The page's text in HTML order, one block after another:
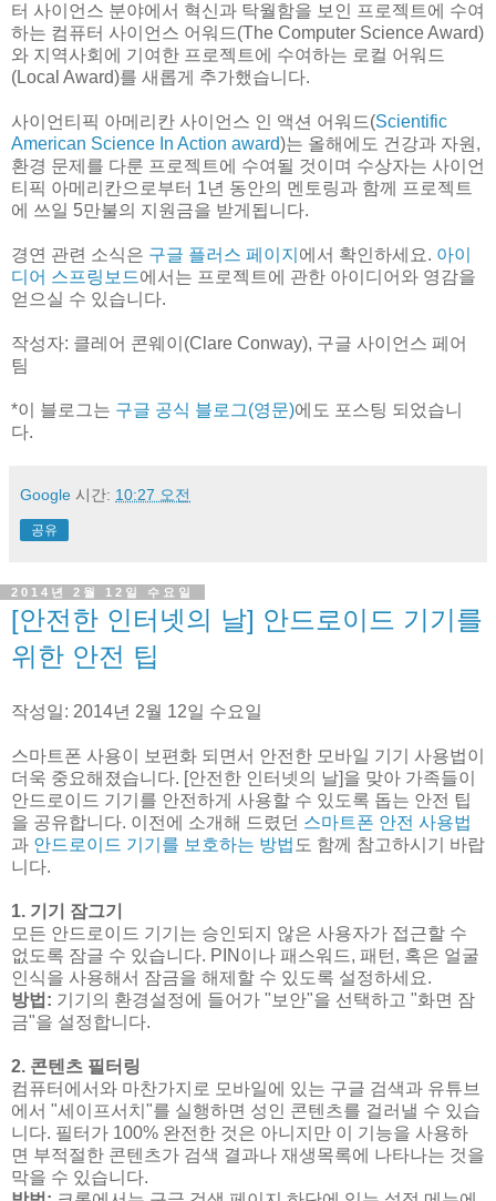
터 사이언스 분야에서 혁신과 탁월함을 보인 프로젝트에 수여
하는 컴퓨터 사이언스 어워드(The Computer Science Award)
와 지역사회에 기여한 프로젝트에 수여하는 로컬 어워드
(Local Award)를 새롭게 추가했습니다.
사이언티픽 아메리칸 사이언스 인 액션 어워드(Scientific
American Science In Action award)는 올해에도 건강과 자원,
환경 문제를 다룬 프로젝트에 수여될 것이며 수상자는 사이언
티픽 아메리칸으로부터 1년 동안의 멘토링과 함께 프로젝트
에 쓰일 5만불의 지원금을 받게됩니다.
경연 관련 소식은 구글 플러스 페이지 에서 확인하세요. 아이
디어 스프링보드에서는 프로젝트에 관한 아이디어와 영감을
얻으실 수 있습니다.
작성자: 클레어 콘웨이(Clare Conway), 구글 사이언스 페어
팀
*이 블로그는 구글 공식 블로그(영문)에도 포스팅 되었습니
다.
Google 시간: 10:27 오전
공유
2014년 2월 12일 수요일
[안전한 인터넷의 날] 안드로이드 기기를
위한 안전 팁
작성일: 2014년 2월 12일 수요일
스마트폰 사용이 보편화 되면서 안전한 모바일 기기 사용법이
더욱 중요해졌습니다. [안전한 인터넷의 날]을 맞아 가족들이
안드로이드 기기를 안전하게 사용할 수 있도록 돕는 안전 팁
을 공유합니다. 이전에 소개해 드렸던 스마트폰 안전 사용법
과 안드로이드 기기를 보호하는 방법 도 함께 참고하시기 바랍
니다.
1. 기기 잠그기
모든 안드로이드 기기는 승인되지 않은 사용자가 접근할 수
없도록 잠글 수 있습니다. PIN이나 패스워드, 패턴, 혹은 얼굴
인식을 사용해서 잠금을 해제할 수 있도록 설정하세요.
방법: 기기의 환경설정에 들어가 "보안"을 선택하고 "화면 잠
금"을 설정합니다.
2. 콘텐츠 필터링
컴퓨터에서와 마찬가지로 모바일에 있는 구글 검색과 유튜브
에서 "세이프서치"를 실행하면 성인 콘텐츠를 걸러낼 수 있습
니다. 필터가 100% 완전한 것은 아니지만 이 기능을 사용하
면 부적절한 콘텐츠가 검색 결과나 재생목록에 나타나는 것을
막을 수 있습니다.